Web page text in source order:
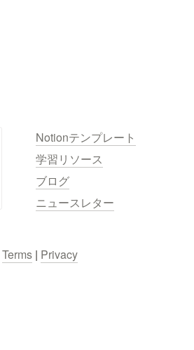
Notionテンプレート
学習リソース
ブログ
ニュースレター
Terms | Privacy